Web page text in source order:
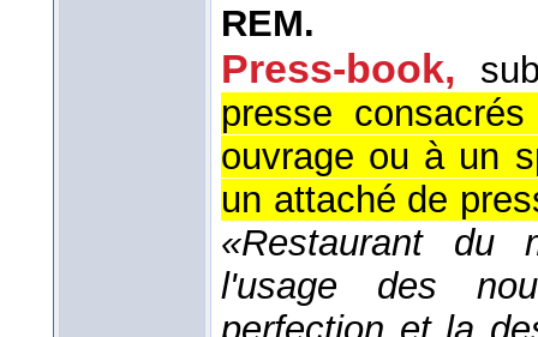
REM.
Press-book,
presse
ouvrage ou à un
un attaché de
«Restaurant du
l'usage des